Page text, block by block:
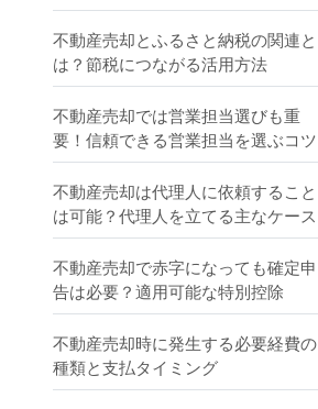
不動産売却とふるさと納税の関連と
は？節税につながる活用方法
不動産売却では営業担当選びも重
要！信頼できる営業担当を選ぶコツ
不動産売却は代理人に依頼すること
は可能？代理人を立てる主なケース
不動産売却で赤字になっても確定申
告は必要？適用可能な特別控除
不動産売却時に発生する必要経費の
種類と支払タイミング